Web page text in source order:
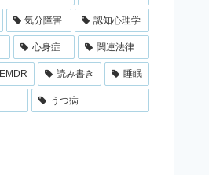
気分障害 認知心理学
心身症 関連法律
EMDR 読み書き 睡眠
うつ病